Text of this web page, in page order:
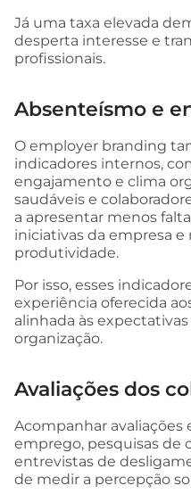
Já uma taxa elevada
desperta interesse e
profissionais.
Absenteísmo e
O employer branding
indicadores internos,
engajamento e clima
saudáveis e
a apresentar menos
iniciativas da empresa
produtividade.
Por isso, esses
experiência oferecida
alinhada às expectativas
organização.
Avaliações dos
Acompanhar avaliações
emprego, pesquisas de
entrevistas de
de medir a percepção